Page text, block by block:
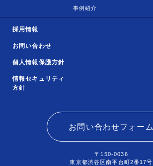
事例紹介
採用情報
お問い合わせ
個人情報保護方針
情報セキュリティ
方針
お問い合わせフォーム
〒150-0036
東京都渋谷区南平台町2番17号